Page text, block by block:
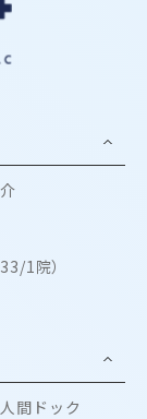
1院）
間ドック